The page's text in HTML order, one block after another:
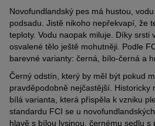
Novofundlandský pes má hustou,
podsadu. Jistě nikoho nepřekvapí, že
teploty. Vodu naopak miluje. Díky srsti
osvalené tělo ještě mohutněji. Podle
barevné varianty: černá, bílo-černá a
Černý odstín, který by měl být pokud
pravděpodobně nejčastější. Historicky
bílá varianta, která přispěla k vzniku
standardu FCI se u
hlavě s bílou lysinou, černému sedlu s